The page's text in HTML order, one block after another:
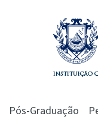
Pós-Graduação